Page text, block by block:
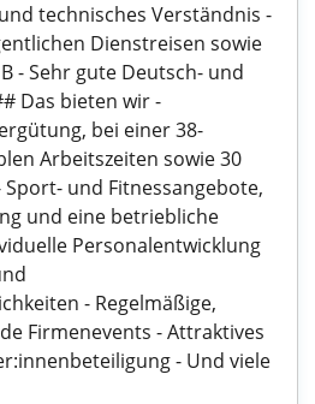
technisches Verständnis -
Dienstreisen sowie
- Sehr gute Deutsch- und
Das bieten wir -
bei einer 38-
Arbeitszeiten sowie 30
Sport- und Fitnessangebote,
und eine betriebliche
Personalentwicklung
- Regelmäßige,
Firmenevents - Attraktives
- Und viele